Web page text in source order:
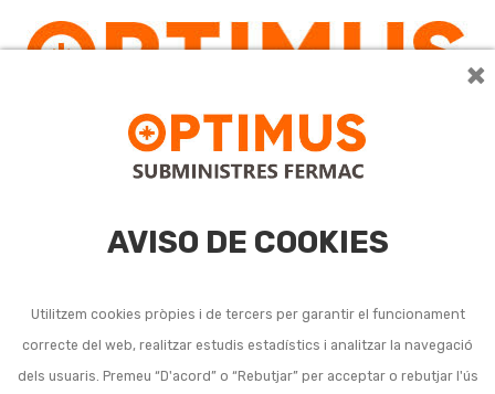
×
AVISO DE COOKIES
Utilitzem cookies pròpies i de tercers per garantir el funcionament
correcte del web, realitzar estudis estadístics i analitzar la navegació
dels usuaris. Premeu “D'acord” o “Rebutjar” per acceptar o rebutjar l'ús